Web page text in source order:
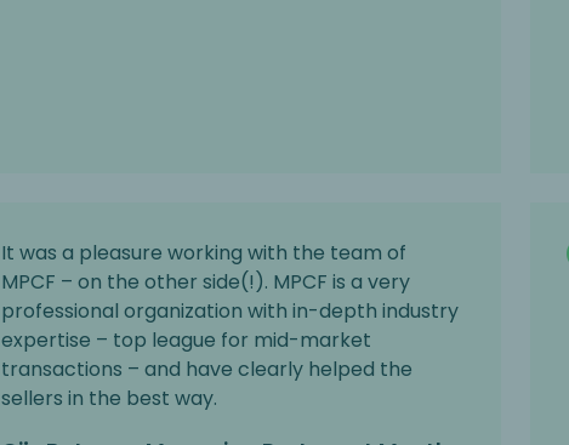
It was a pleasure working with the team of
MPCF – on the other side(!). MPCF is a very
professional organization with in-depth industry
expertise – top league for mid-market
transactions – and have clearly helped the
sellers in the best way.